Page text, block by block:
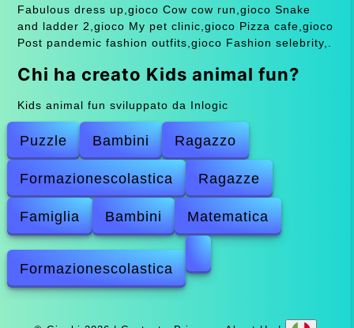
Fabulous dress up,gioco Cow cow run,gioco Snake
and ladder 2,gioco My pet clinic,gioco Pizza cafe,gioco
Post pandemic fashion outfits,gioco Fashion selebrity,.
Chi ha creato Kids animal fun?
Kids animal fun sviluppato da Inlogic
Puzzle Bambini Ragazzo
Formazionescolastica Ragazze
Famiglia Bambini Matematica
Formazionescolastica